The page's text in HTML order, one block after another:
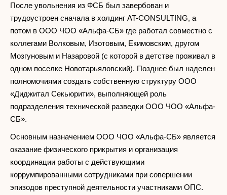
После увольнения из ФСБ был завербован и
трудоустроен сначала в холдинг AT-CONSULTING, а
потом в ООО ЧОО «Альфа-СБ» где работал совместно с
коллегами Волковым, Изотовым, Екимовским, другом
Мозгуновым и Назаровой (с которой в детстве проживал в
одном поселке Новотарьяловский). Позднее был наделен
полномочиями создать собственную структуру ООО
«Диджитал Секьюрити», выполняющей роль
подразделения технической разведки ООО ЧОО «Альфа-
СБ».
Основным назначением ООО ЧОО «Альфа-СБ» является
оказание физического прикрытия и организация
координации работы с действующими
коррумпированными сотрудниками при совершении
эпизодов преступной деятельности участниками ОПС.